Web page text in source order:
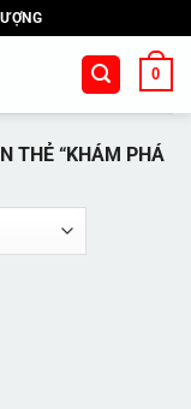
0
THẺ “KHÁM PHÁ